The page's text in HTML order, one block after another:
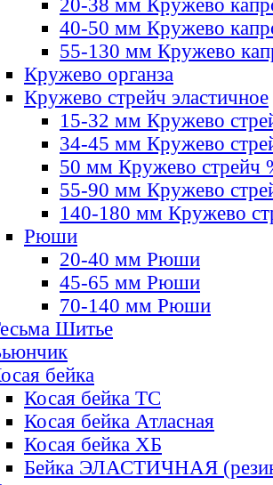
20-38 мм Кружево
40-50 мм Кружево
55-130 мм Кружево
Кружево органза
Кружево стрейч эластичное
15-32 мм Кружево
34-45 мм Кружево
50 мм Кружево стрейч
55-90 мм Кружево
140-180 мм Кружево
Рюши
20-40 мм Рюши
45-65 мм Рюши
70-140 мм Рюши
Шитье
бейка
Косая бейка ТС
Косая бейка Атласная
Косая бейка ХБ
Бейка ЭЛАСТИЧНАЯ